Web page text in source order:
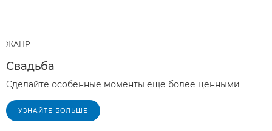
ЖАНР
Свадьба
Сделайте особенные моменты еще более ценными
УЗНАЙТЕ БОЛЬШЕ